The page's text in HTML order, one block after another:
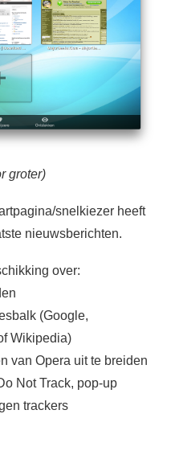
groter)
snelkiezer heeft
nieuwsberichten.
over:
(Google,
Wikipedia)
van Opera uit te breiden
Not Track, pop-up
trackers